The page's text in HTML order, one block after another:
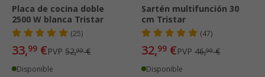
Placa de cocina doble
2500 W blanca Tristar
(25)
33,99 €PVP 52,99€
Disponible
Sartén multifunción 30
cm Tristar
(47)
32,99 €PVP 46,99€
Disponible